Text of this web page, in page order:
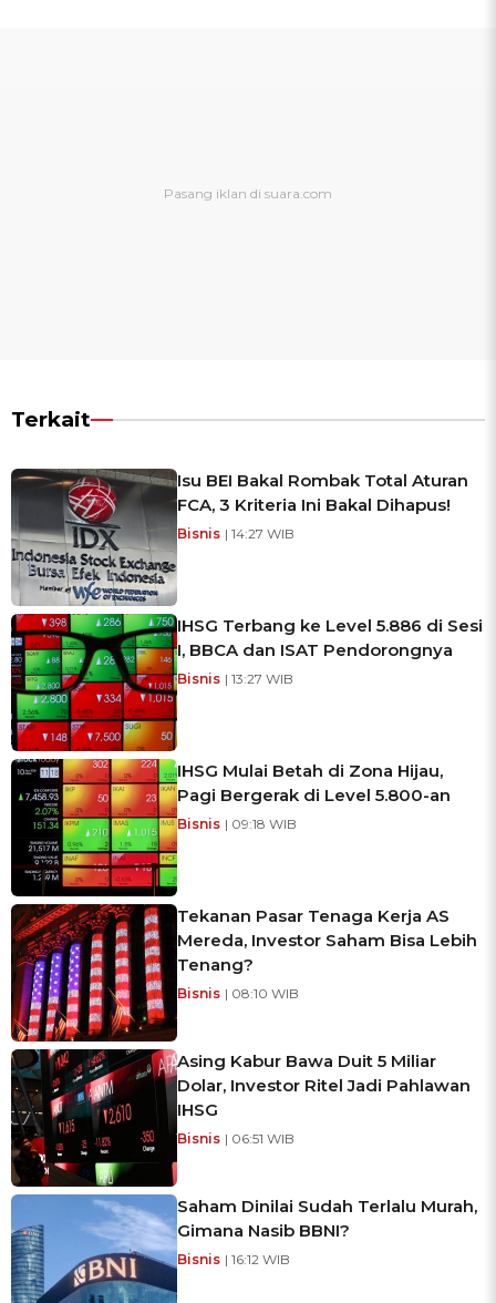
Terkait
Isu BEI Bakal Rombak Total Aturan
FCA, 3 Kriteria Ini Bakal Dihapus!
Bisnis | 14:27 WIB
IHSG Terbang ke Level 5.886 di Sesi
I, BBCA dan ISAT Pendorongnya
Bisnis | 13:27 WIB
IHSG Mulai Betah di Zona Hijau,
Pagi Bergerak di Level 5.800-an
Bisnis | 09:18 WIB
Tekanan Pasar Tenaga Kerja AS
Mereda, Investor Saham Bisa Lebih
Tenang?
Bisnis | 08:10 WIB
Asing Kabur Bawa Duit 5 Miliar
Dolar, Investor Ritel Jadi Pahlawan
IHSG
Bisnis | 06:51 WIB
Saham Dinilai Sudah Terlalu Murah,
Gimana Nasib BBNI?
Bisnis | 16:12 WIB